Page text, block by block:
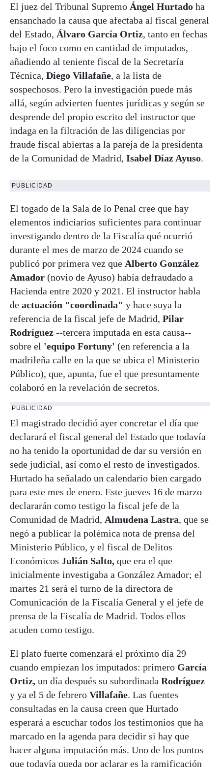
El juez del Tribunal Supremo Ángel Hurtado ha
ensanchado la causa que afectaba al fiscal general
del Estado, Álvaro García Ortiz, tanto en fechas
bajo el foco como en cantidad de imputados,
añadiendo al teniente fiscal de la Secretaría
Técnica, Diego Villafañe, a la lista de
sospechosos. Pero la investigación puede más
allá, según advierten fuentes jurídicas y según se
desprende del propio escrito del instructor que
indaga en la filtración de las diligencias por
fraude fiscal abiertas a la pareja de la presidenta
de la Comunidad de Madrid, Isabel Díaz Ayuso.
PUBLICIDAD
El togado de la Sala de lo Penal cree que hay
elementos indiciarios suficientes para continuar
investigando dentro de la Fiscalía qué ocurrió
durante el mes de marzo de 2024 cuando se
publicó por primera vez que Alberto González
Amador (novio de Ayuso) había defraudado a
Hacienda entre 2020 y 2021. El instructor habla
de actuación "coordinada" y hace suya la
referencia de la fiscal jefe de Madrid, Pilar
Rodríguez --tercera imputada en esta causa--
sobre el 'equipo Fortuny' (en referencia a la
madrileña calle en la que se ubica el Ministerio
Público), que, apunta, fue el que presuntamente
colaboró en la revelación de secretos.
PUBLICIDAD
El magistrado decidió ayer concretar el día que
declarará el fiscal general del Estado que todavía
no ha tenido la oportunidad de dar su versión en
sede judicial, así como el resto de investigados.
Hurtado ha señalado un calendario bien cargado
para este mes de enero. Este jueves 16 de marzo
declararán como testigo la fiscal jefe de la
Comunidad de Madrid, Almudena Lastra, que se
negó a publicar la polémica nota de prensa del
Ministerio Público, y el fiscal de Delitos
Económicos Julián Salto, que era el que
inicialmente investigaba a González Amador; el
martes 21 será el turno de la directora de
Comunicación de la Fiscalía General y el jefe de
prensa de la Fiscalía de Madrid. Todos ellos
acuden como testigo.
El plato fuerte comenzará el próximo día 29
cuando empiezan los imputados: primero García
Ortiz, un día después su subordinada Rodríguez
y ya el 5 de febrero Villafañe. Las fuentes
consultadas en la causa creen que Hurtado
esperará a escuchar todos los testimonios que ha
marcado en la agenda para decidir si hay que
hacer alguna imputación más. Uno de los puntos
que todavía queda por aclarar es la ramificación